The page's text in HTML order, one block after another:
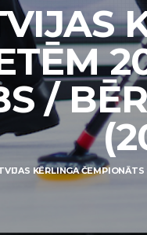
/
KĒRLINGA